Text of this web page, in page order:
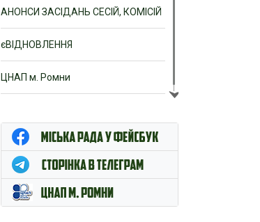
АНОНСИ ЗАСІДАНЬ СЕСІЙ, КОМІСІЙ
єВІДНОВЛЕННЯ
ЦНАП м. Ромни